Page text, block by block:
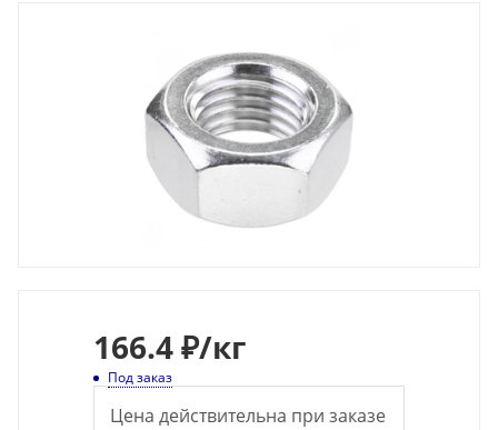
166.4 ₽/кг
Под заказ
Цена действительна при заказе